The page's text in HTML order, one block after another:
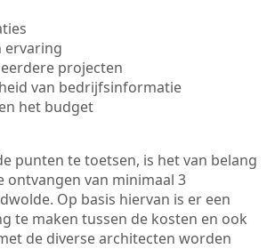
ervaring
projecten
van bedrijfsinformatie
het budget
punten te toetsen, is het van belang
ontvangen van minimaal 3
Op basis hiervan is er een
te maken tussen de kosten en ook
de diverse architecten worden